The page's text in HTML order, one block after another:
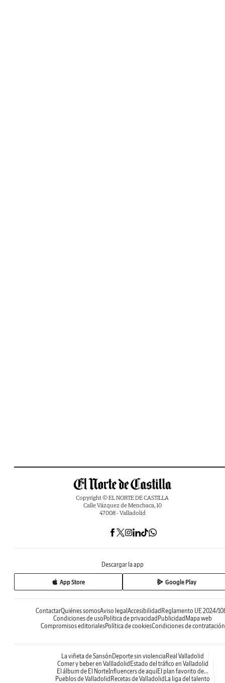
Copyright © EL NORTE DE CASTILLA
Calle Vázquez de Menchaca, 10
47008 - Valladolid
Descargar la app
App Store Google Play
ContactarQuiénes somosAviso legal Accesibilidad Reglamento UE 2024/
Condiciones de uso Política de privacidad Publicidad Mapa web
Compromisos editorialesPolítica de cookiesCondiciones de contratación
La viñeta de Sansón Deporte sin violencia Real Valladolid
Comer y beber en Vallladolid Estado del tráfico en Valladolid
El álbum de El NorteInfluencers de aquíEl plan favorito de...
Pueblos de Valladolid Recetas de Valladolid La liga del talento